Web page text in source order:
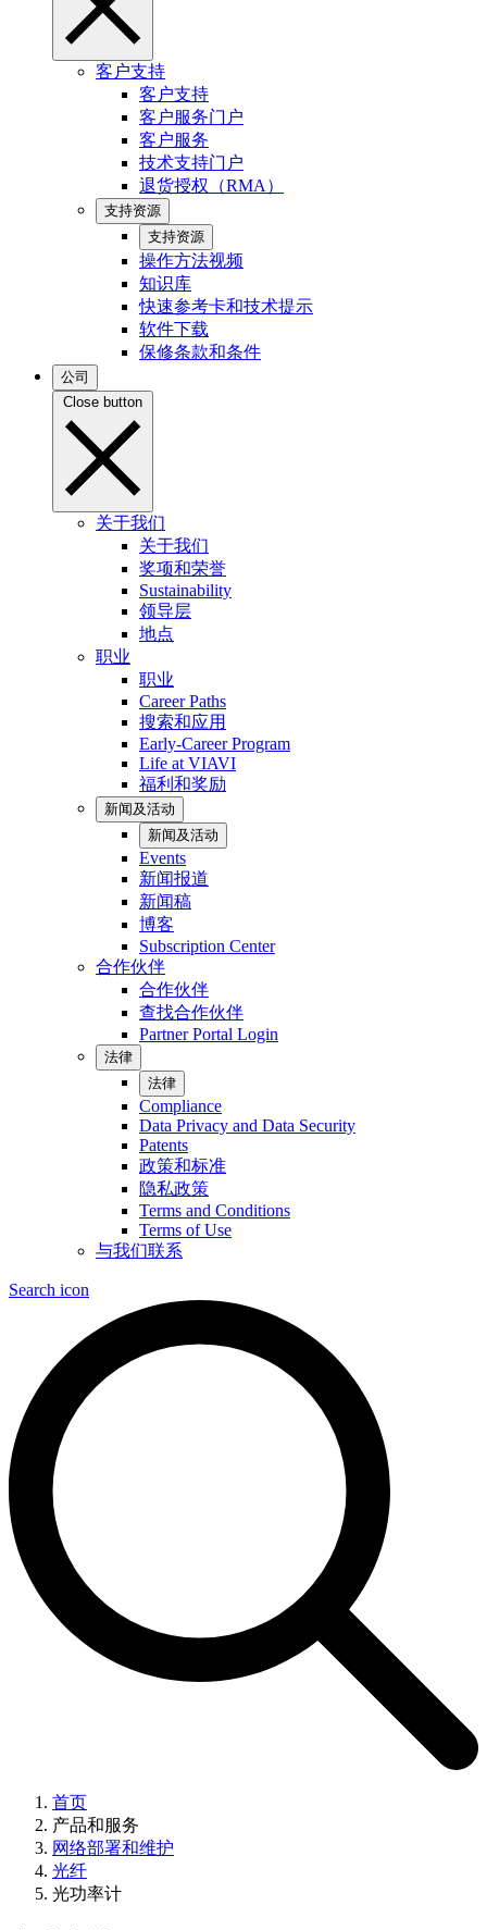
客户支持
客户支持
客户服务门户
客户服务
技术支持门户
退货授权（RMA）
支持资源
支持资源
操作方法视频
知识库
快速参考卡和技术提示
软件下载
保修条款和条件
公司
Close button
关于我们
关于我们
奖项和荣誉
Sustainability
领导层
地点
职业
职业
Career Paths
搜索和应用
Early-Career Program
Life at VIAVI
福利和奖励
新闻及活动
新闻及活动
Events
新闻报道
新闻稿
博客
Subscription Center
合作伙伴
合作伙伴
查找合作伙伴
Partner Portal Login
法律
法律
Compliance
Data Privacy and Data Security
Patents
政策和标准
隐私政策
Terms and Conditions
Terms of Use
与我们联系
Search icon
首页
产品和服务
网络部署和维护
光纤
光功率计